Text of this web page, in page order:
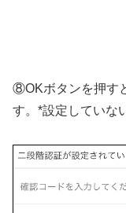
⑧OKボタンを押す
す。*設定していな